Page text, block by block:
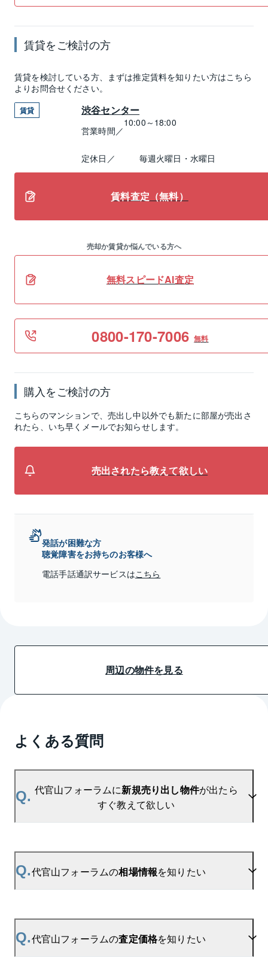
賃貸をご検討の方
賃貸を検討している方、まずは推定賃料を知りたい方はこちら
よりお問合せください。
賃貸 渋谷センター
営業時間／
10:00～18:00
定休日／ 毎週火曜日・水曜日
賃料査定（無料）
売却か賃貸か悩んでいる方へ
無料スピードAI査定
0800-170-7006 無料
購入をご検討の方
こちらのマンションで、売出し中以外でも新たに部屋が売出さ
れたら、いち早くメールでお知らせします。
売出されたら教えて欲しい
発話が困難な方
聴覚障害をお持ちのお客様へ
電話手話通訳サービスはこちら
周辺の物件を見る
よくある質問
Q. 代官山フォーラムに新規売り出し物件が出たら
すぐ教えて欲しい
A.当サイトには、「売り出されたら教えて」リクエス
ト機能がございます。お気に入りのマンションをご
Q.代官山フォーラムの相場情報を知りたい
A.参考相場価格、参考相場賃料を掲載しております。
代官山フォーラムの過去の販売事例や、周辺の販売
Q.代官山フォーラムの査定価格を知りたい